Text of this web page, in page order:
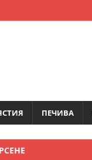
ПЕЧИВА